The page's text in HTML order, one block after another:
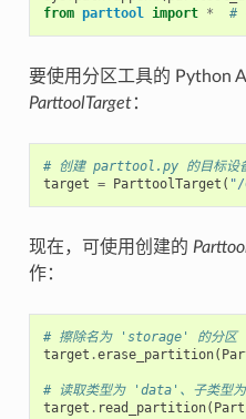
from parttool import * #
要使用分区工具的 Python
ParttoolTarget：
# 创建 parttool.py 的目标设备
target = ParttoolTarget ( "/
现在，可使用创建的
作：
# 擦除名为 'storage' 的分区
target .erase_partition(
# 读取类型为 'data'、子类
target . read_partition(